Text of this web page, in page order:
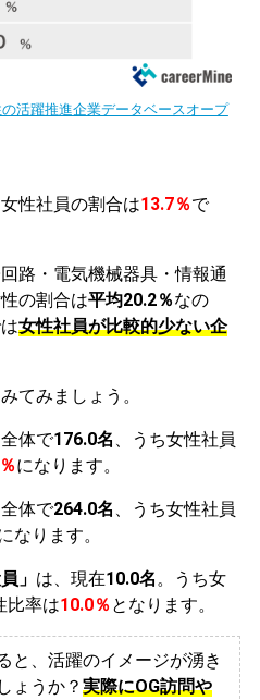
活躍推進企業データベースオープ
性社員の割合は13.7％で
路・電気機械器具・情報通
の割合は平均20.2％なの
女性社員が比較的少ない企
てみましょう。
体で176.0名 、うち女性社員
になります。
体で264.0名 、うち女性社員
なります。
」 は、現在10.0名。うち女
比率は10.0％ となります。
と、活躍のイメージが湧き
ょうか？ 実際にOG訪問や